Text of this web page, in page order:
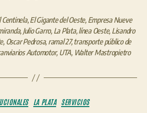
Centinela,El Gigante del Oeste, Empresa Nueve
, Julio Garro, La Plata,línea Oeste, Lisandro
, Oscar Pedrosa, ramal 27,transporte público de
Automotor, UTA, Walter Mastropietro
Categorías
LA PLATA SERVICIOS